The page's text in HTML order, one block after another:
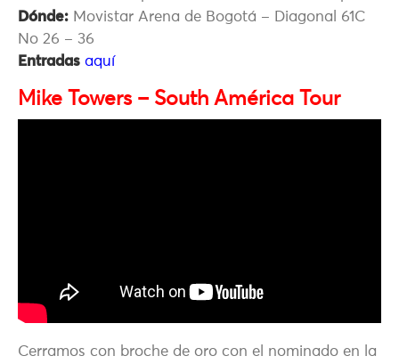
Dónde: Movistar Arena de Bogotá – Diagonal 61C
No 26 – 36
Entradas aquí
Mike Towers – South América Tour
Cerramos con broche de oro con el nominado en la